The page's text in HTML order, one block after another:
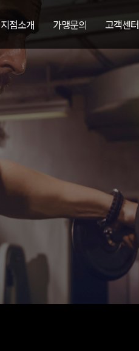
지점소개 가맹문의 고객센터